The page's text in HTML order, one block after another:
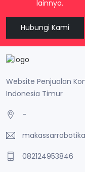
lainnya.
Hubungi Kami
Website Penjualan
Indonesia Timur
-
082124953846